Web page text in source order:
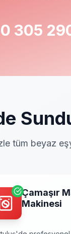
305
tüm beyaz
Çamaşır
Makinesi